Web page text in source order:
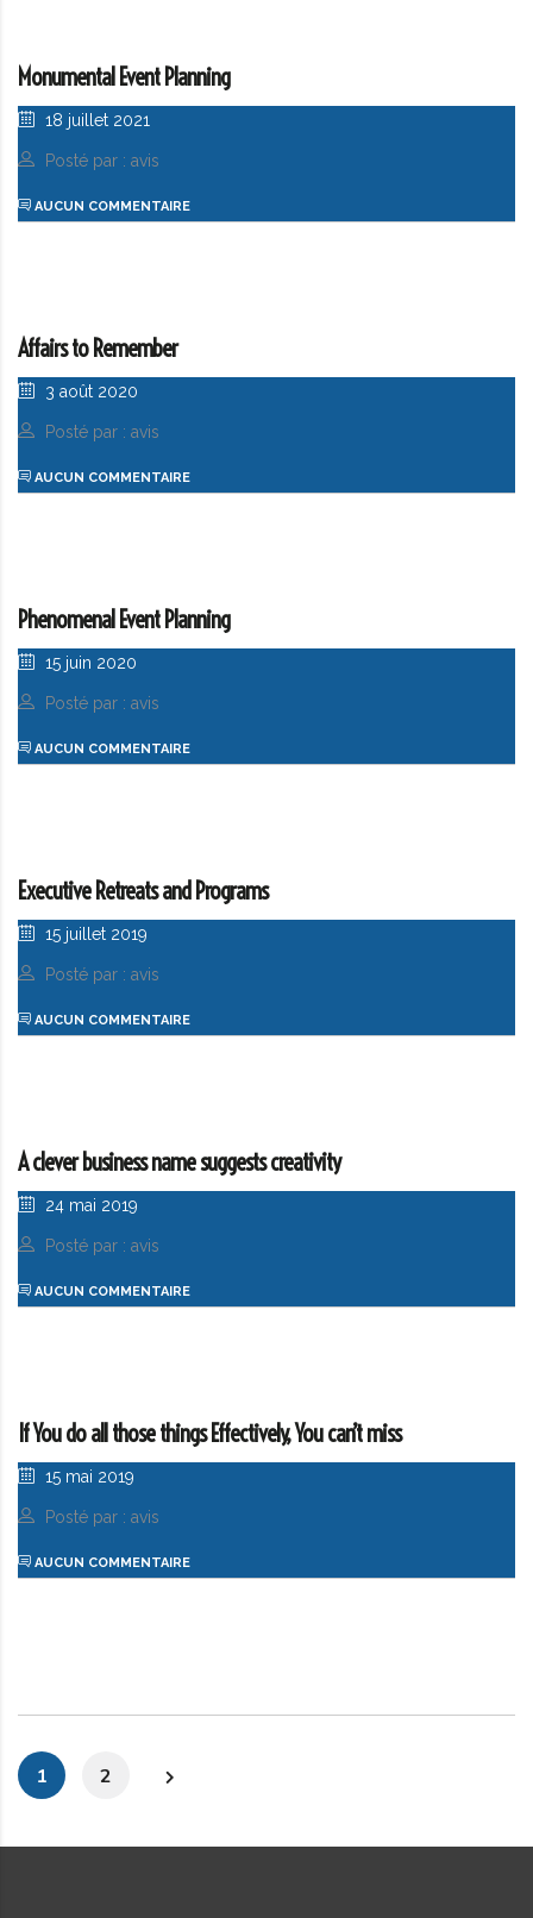
Monumental Event Planning
18 juillet 2021
Posté par : avis
AUCUN COMMENTAIRE
Affairs to Remember
3 août 2020
Posté par : avis
AUCUN COMMENTAIRE
Phenomenal Event Planning
15 juin 2020
Posté par : avis
AUCUN COMMENTAIRE
Executive Retreats and Programs
15 juillet 2019
Posté par : avis
AUCUN COMMENTAIRE
A clever business name suggests creativity
24 mai 2019
Posté par : avis
AUCUN COMMENTAIRE
If You do all those things Effectively, You can’t miss
15 mai 2019
Posté par : avis
AUCUN COMMENTAIRE
1 2